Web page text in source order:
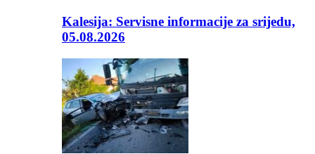
Kalesija: Servisne informacije za srijedu,
05.08.2026